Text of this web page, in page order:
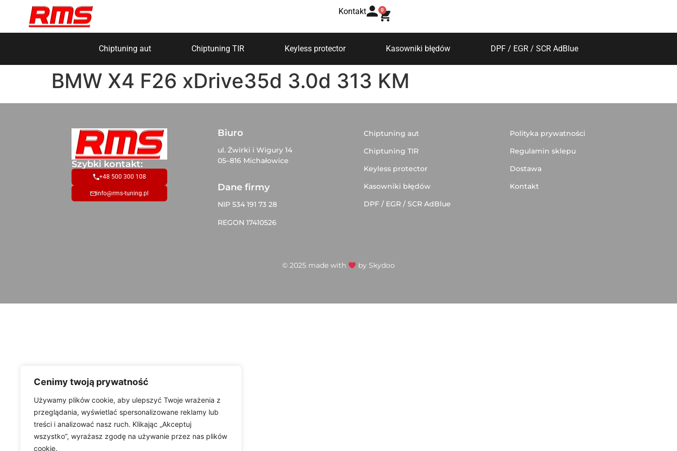
Cenimy twoją prywatność
Używamy plików cookie, aby ulepszyć Twoje wrażenia z
przeglądania, wyświetlać spersonalizowane reklamy lub
treści i analizować nasz ruch. Klikając „Akceptuj
wszystko”, wyrażasz zgodę na używanie przez nas plików
cookie.
Kontakt 0
Chiptuning aut Chiptuning TIR Keyless protector Kasowniki błędów DPF / EGR / SCR AdBlue
BMW X4 F26 xDrive35d 3.0d 313 KM
Szybki kontakt:
+48 500 300 108
info@rms-tuning.pl
Biuro
ul. Żwirki i Wigury 14
05–816 Michałowice
Dane firmy
NIP 534 191 73 28
REGON 17410526
Chiptuning aut
Chiptuning TIR
Keyless protector
Kasowniki błędów
DPF / EGR / SCR AdBlue
Polityka prywatności
Regulamin sklepu
Dostawa
Kontakt
© 2025 made with by Skydoo